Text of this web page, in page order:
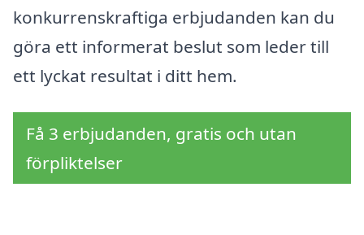
konkurrenskraftiga erbjudanden kan du
göra ett informerat beslut som leder till
ett lyckat resultat i ditt hem.
Få 3 erbjudanden, gratis och utan
förpliktelser